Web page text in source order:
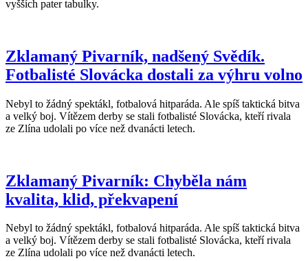
vyšších pater tabulky.
Zklamaný Pivarník, nadšený Svědík.
Fotbalisté Slovácka dostali za výhru volno
Nebyl to žádný spektákl, fotbalová hitparáda. Ale spíš taktická bitva
a velký boj. Vítězem derby se stali fotbalisté Slovácka, kteří rivala
ze Zlína udolali po více než dvanácti letech.
Zklamaný Pivarník: Chyběla nám
kvalita, klid, překvapení
Nebyl to žádný spektákl, fotbalová hitparáda. Ale spíš taktická bitva
a velký boj. Vítězem derby se stali fotbalisté Slovácka, kteří rivala
ze Zlína udolali po více než dvanácti letech.